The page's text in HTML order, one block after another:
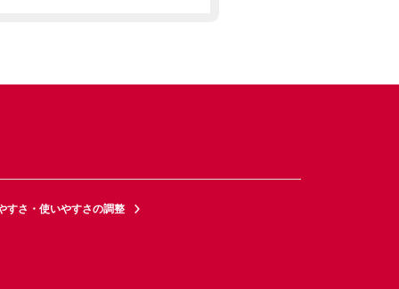
すさ・使いやすさの調整